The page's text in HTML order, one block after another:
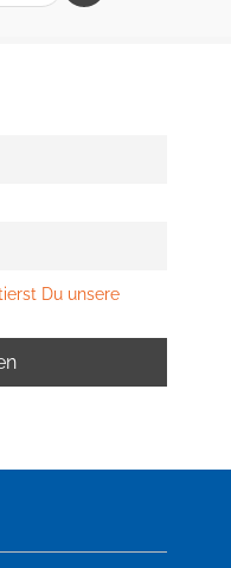
Du unsere